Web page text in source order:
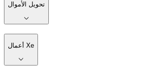
تحويل الأموال
أعمال Xe